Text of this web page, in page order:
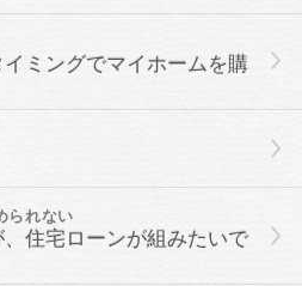
ミングでマイホームを購
られない
住宅ローンが組みたいで